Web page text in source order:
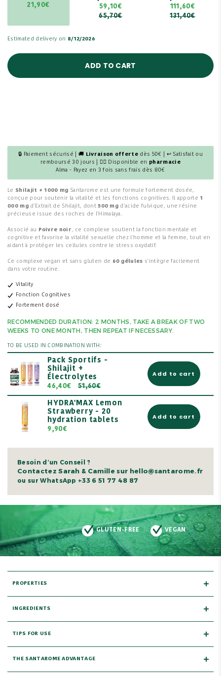
21,90€
59,10€
65,70€
111,60€
131,40€
Estimated delivery on 8/12/2026
ADD TO CART
🔒 Paiement sécurisé | 🚚 Livraison offerte dès 50€ | ↩ Satisfait ou
remboursé 30 jours | 👩‍⚕️ Disponible en pharmacie
Alma - Payez en 3 fois sans frais dès 80€
Le Shilajit + 1000 mg Santarome est une formule fortement dosée,
conçue pour soutenir la vitalité et les fonctions cognitives. Il apporte1
000 mgd'Extrait de Shilajit, dont500 mg d'acide fulvique, une résine
précieuse issue des roches de l'Himalaya.
Associé au Poivre noir, ce complexe soutient la fonction mentale et
cognitive et favorise la vitalité sexuelle chez l'homme et la femme, tout en
aidant à protéger les cellules contre le stress oxydatif.
Ce complexe vegan et sans gluten de 60 gélules s'intègre facilement
dans votre routine.
Vitality
Fonction Cognitives
Fortement dosé
RECOMMENDED DURATION: 2 MONTHS, TAKE A BREAK OF TWO
WEEKS TO ONE MONTH, THEN REPEAT IF NECESSARY.
TO BE USED IN COMBINATION WITH:
Pack Sportifs -
Shilajit +
Électrolytes
46,40€ 51,60€
Add to cart
HYDRA'MAX Lemon
Strawberry - 20
hydration tablets
9,90€
Add to cart
Besoin d’un Conseil ?
Contactez Sarah & Camille sur hello@santarome.fr
ou sur WhatsApp +33 6 51 77 48 87
GLUTEN-FREE VEGAN
PROPERTIES
INGREDIENTS
TIPS FOR USE
THE SANTAROME ADVANTAGE